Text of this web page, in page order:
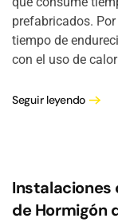
prefabricados.
tiempo de
con el uso de
Seguir leyendo
Instalaciones
de Hormigón